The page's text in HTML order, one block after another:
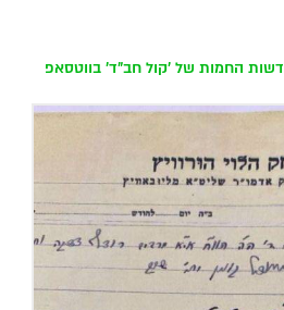
החמות של 'קול חב"ד' בווטסאפ